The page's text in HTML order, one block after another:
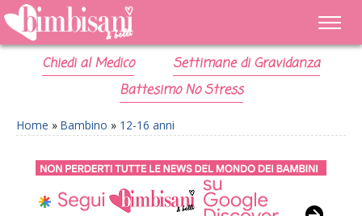
Chiedi al Medico
Settimane di Gravidanza
Battesimo No Stress
Home » Bambino » 12-16 anni